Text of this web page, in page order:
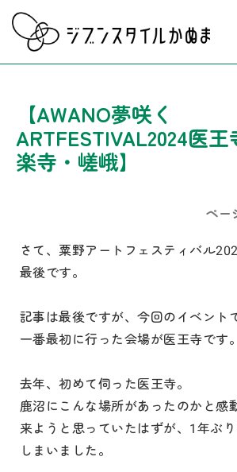
【AWANO夢咲く
ARTFESTIVAL2024医
楽寺・嵯峨】
ペー
さて、粟野アートフェスティバル
最後です。
記事は最後ですが、今回のイベント
一番最初に行った会場が医王寺です。
去年、初めて伺った医王寺。
鹿沼にこんな場所があったのかと感
来ようと思っていたはずが、1年ぶ
しまいました。